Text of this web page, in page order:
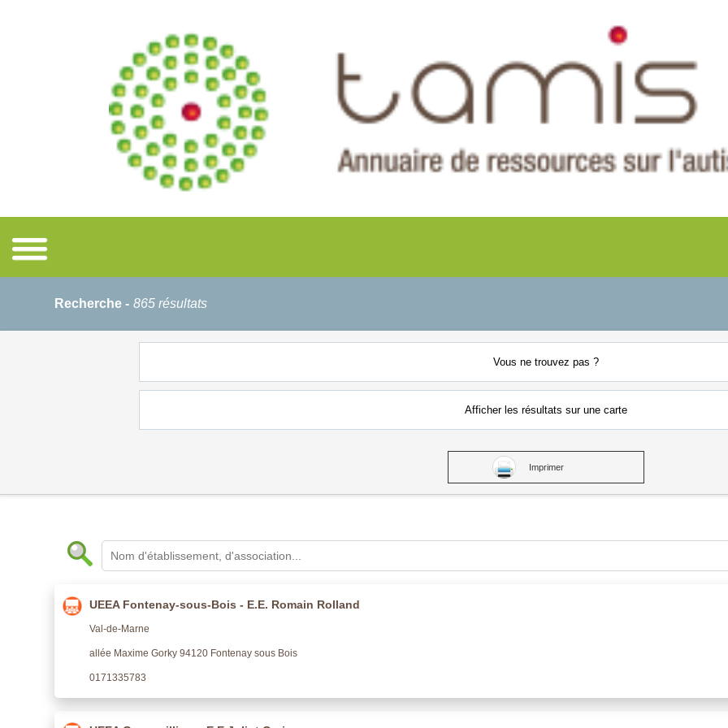
Recherche - 865 résultats
Vous ne trouvez pas ?
Afficher les résultats sur une carte
Imprimer
UEEA Fontenay-sous-Bois - E.E. Romain Rolland
Val-de-Marne
allée Maxime Gorky 94120 Fontenay sous Bois
0171335783